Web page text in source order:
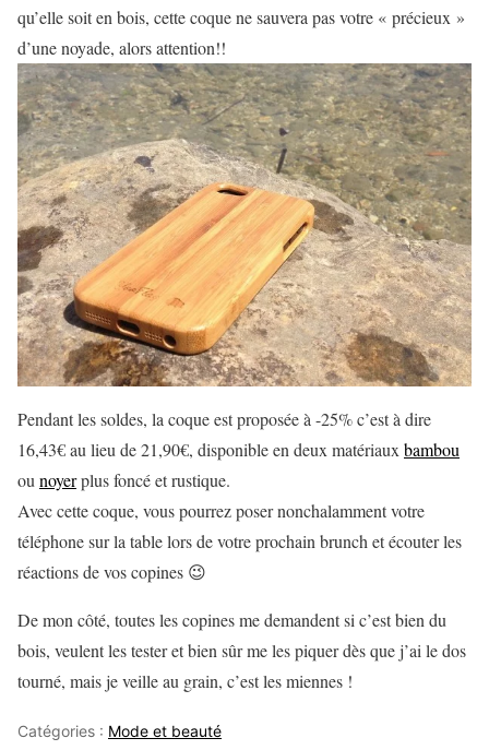
qu’elle soit en bois, cette coque ne sauvera pas votre « précieux »
d’une noyade, alors attention!!
Pendant les soldes, la coque est proposée à -25% c’est à dire
16,43€ au lieu de 21,90€, disponible en deux matériaux bambou
ou noyerplus foncé et rustique.
Avec cette coque, vous pourrez poser nonchalamment votre
téléphone sur la table lors de votre prochain brunch et écouter les
réactions de vos copines 😉
De mon côté, toutes les copines me demandent si c’est bien du
bois, veulent les tester et bien sûr me les piquer dès que j’ai le dos
tourné, mais je veille au grain, c’est les miennes !
Catégories : Mode et beauté